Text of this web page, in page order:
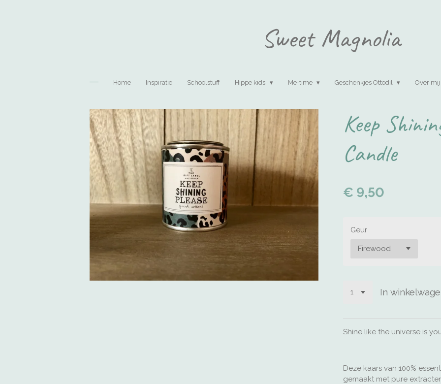
Sweet Magnolia
Home Inspiratie Schoolstuff Hippe kids Me-time Geschenkjes Ottodil Over mij
Keep
Candle
€ 9,50
Geur
In
Shine like the universe is
Deze kaars van 100%
gemaakt met pure